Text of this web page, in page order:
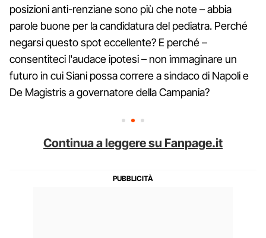
posizioni anti-renziane sono più che note – abbia
parole buone per la candidatura del pediatra. Perché
negarsi questo spot eccellente? E perché –
consentiteci l'audace ipotesi – non immaginare un
futuro in cui Siani possa correre a sindaco di Napoli e
De Magistris a governatore della Campania?
Continua a leggere su Fanpage.it